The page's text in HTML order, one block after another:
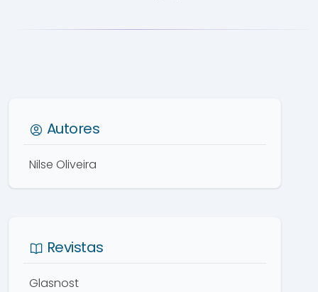
Autores
Nilse Oliveira
Revistas
Glasnost